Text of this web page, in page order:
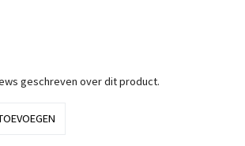
geschreven over dit product.